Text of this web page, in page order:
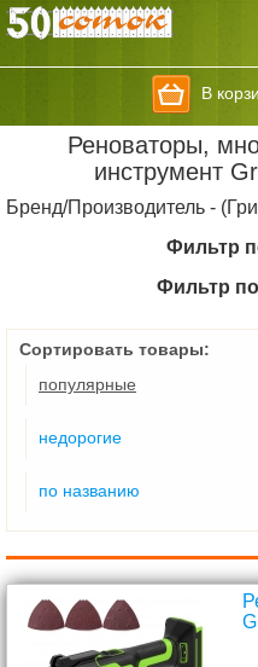
В
Реноваторы,
инструмент
Бренд/Производитель -
Фильтр
Фильтр
Сортировать товары:
популярные
недорогие
по названию